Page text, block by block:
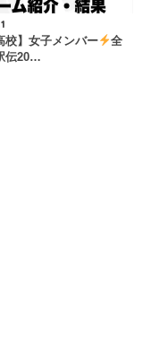
校】女子メンバー
全
伝20…